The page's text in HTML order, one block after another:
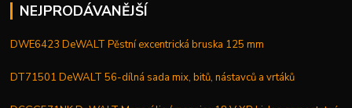
NEJPRODÁVANĚJŠÍ
DWE6423 DeWALT Pěstní excentrická bruska 125 mm
DT71501 DeWALT 56-dílná sada mix, bitů, nástavců a vrtáků